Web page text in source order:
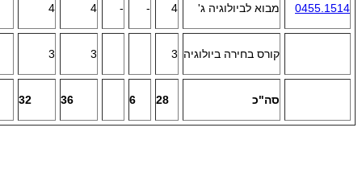
0455.1514 מבוא לביולוגיה ג' 4
-
-
4
4
קורס בחירה ביולוגיה 3
3
3
סה"כ 28
6
36
32